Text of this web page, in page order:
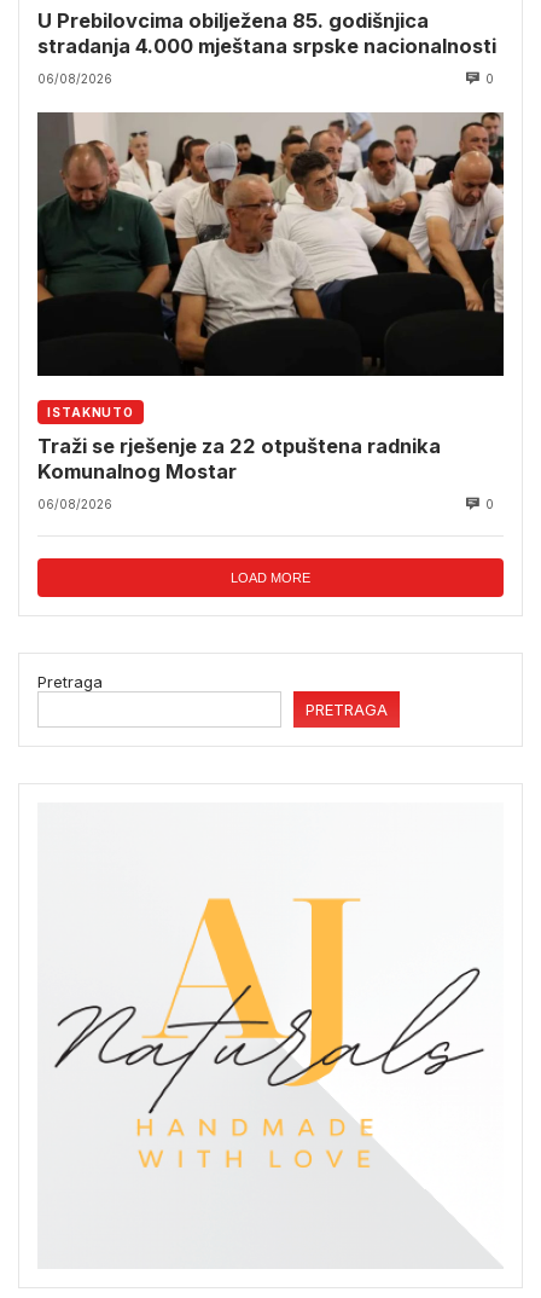
U Prebilovcima obilježena 85. godišnjica
stradanja 4.000 mještana srpske nacionalnosti
06/08/2026 0
ISTAKNUTO
Traži se rješenje za 22 otpuštena radnika
Komunalnog Mostar
06/08/2026 0
LOAD MORE
Pretraga
PRETRAGA